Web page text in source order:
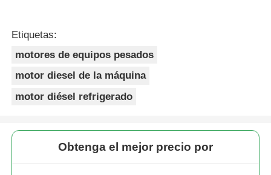
Etiquetas:
motores de equipos pesados
motor diesel de la máquina
motor diésel refrigerado
Obtenga el mejor precio por